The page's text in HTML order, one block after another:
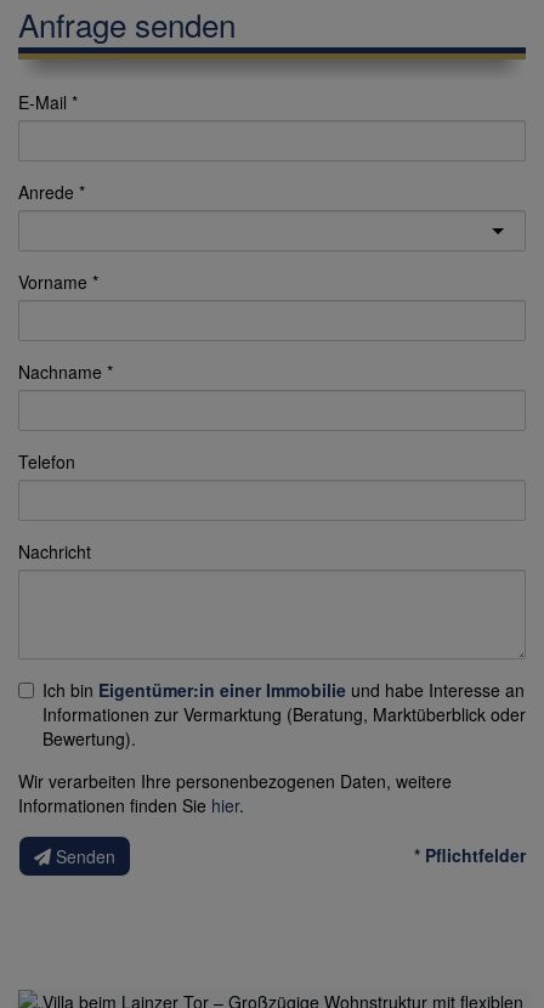
Anfrage senden
E-Mail
Anrede
Vorname
Nachname
Telefon
Nachricht
Ich bin Eigentümer:in einer Immobilie und habe Interesse an
Informationen zur Vermarktung (Beratung, Marktüberblick oder
Bewertung).
Wir verarbeiten Ihre personenbezogenen Daten, weitere
Informationen finden Sie hier.
Senden * Pflichtfelder